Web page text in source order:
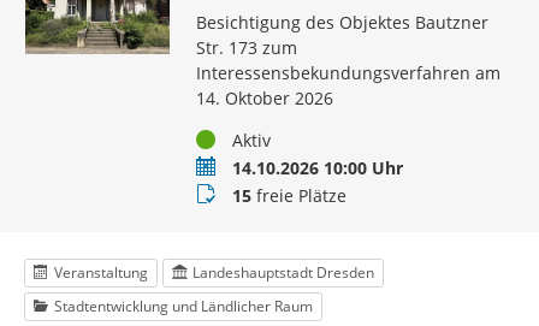
Besichtigung des Objektes Bautzner
Str. 173 zum
Interessensbekundungsverfahren am
14. Oktober 2026
StatusAktiv
Termin14.10.2026 10:00 Uhr
Buchungsstatus
15freie Plätze
Veranstaltung
Landeshauptstadt Dresden
Stadtentwicklung und Ländlicher Raum